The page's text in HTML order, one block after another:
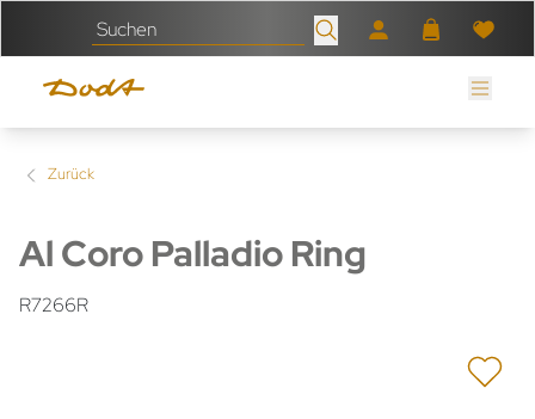
Zurück
Al Coro Palladio Ring
R7266R